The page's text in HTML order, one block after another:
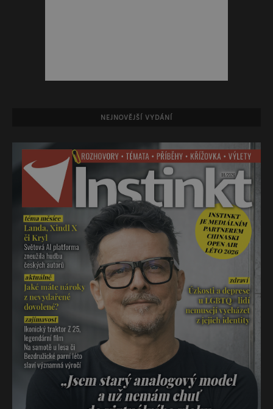
NEJNOVĚJŠÍ VYDÁNÍ